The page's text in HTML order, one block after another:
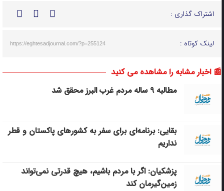
اشتراک گذاری :
لینک کوتاه : https://eghtesadjournal.com/?p=255124
📰 اخبار مشابه را مشاهده می کنید
مطالبه ۹ ساله مردم غرب البرز محقق شد
بقایی: برنامه‌ای برای سفر به کشورهای پاکستان و قطر
نداریم
پزشکیان: اگر با مردم باشیم، هیچ قدرتی نمی‌تواند
زمین‌گیرمان کند